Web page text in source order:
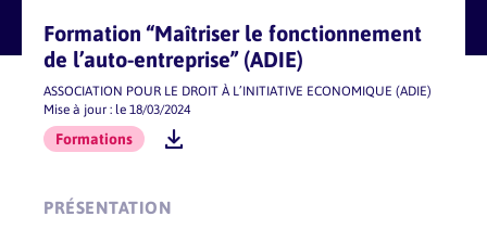
Formation “Maîtriser le fonctionnement
de l’auto-entreprise” (ADIE)
ASSOCIATION POUR LE DROIT À L’INITIATIVE ECONOMIQUE (ADIE)
Mise à jour : le 18/03/2024
Formations
PRÉSENTATION